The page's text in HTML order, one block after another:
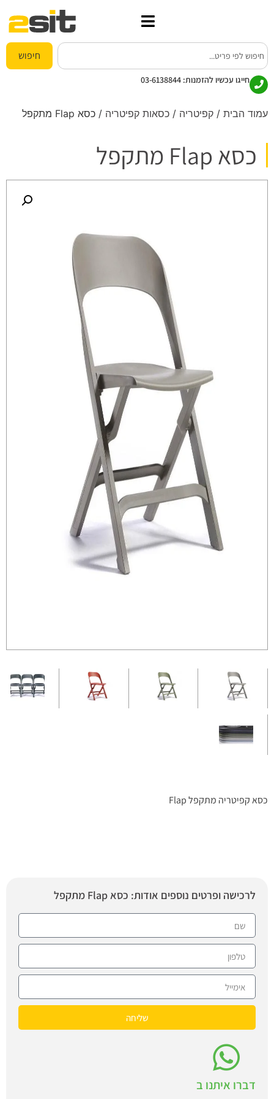
חיפוש
חייגו עכשיו להזמנות: 03-6138844
עמוד הבית / קפיטריה / כסאות קפיטריה / כסא Flap מתקפל
כסא Flap מתקפל
כסא קפיטריה מתקפל Flap
לרכישה ופרטים נוספים אודות: כסא Flap מתקפל
שליחה
דברו איתנו ב